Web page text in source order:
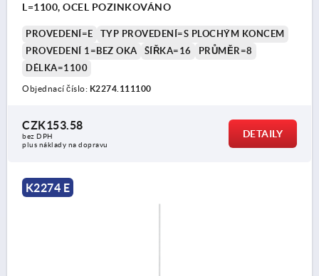
L=1100, OCEL POZINKOVÁNO
PROVEDENÍ=E
TYP PROVEDENÍ=S PLOCHÝM KONCEM
PROVEDENÍ 1=BEZ OKA
ŠÍŘKA=16
PRŮMĚR=8
DÉLKA=1100
Objednací číslo: K2274.111100
CZK153.58
bez DPH
plus náklady na dopravu
DETAILY
K2274 E